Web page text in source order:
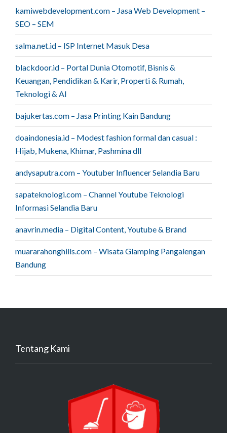
kamiwebdevelopment.com – Jasa Web Development –
SEO – SEM
salma.net.id – ISP Internet Masuk Desa
blackdoor.id – Portal Dunia Otomotif, Bisnis &
Keuangan, Pendidikan & Karir, Properti & Rumah,
Teknologi & AI
bajukertas.com – Jasa Printing Kain Bandung
doaindonesia.id – Modest fashion formal dan casual :
Hijab, Mukena, Khimar, Pashmina dll
andysaputra.com – Youtuber Influencer Selandia Baru
sapateknologi.com – Channel Youtube Teknologi
Informasi Selandia Baru
anavrin.media – Digital Content, Youtube & Brand
muararahonghills.com – Wisata Glamping Pangalengan
Bandung
Tentang Kami